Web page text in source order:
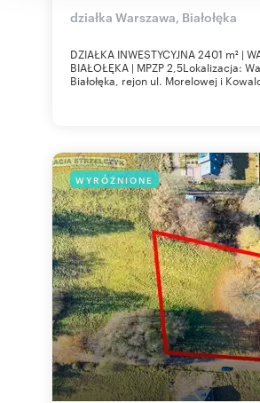
działka Warszawa, Białołęka
DZIAŁKA INWESTYCYJNA 2401 m² |
BIAŁOŁĘKA | MPZP 2,5Lokalizacja:
Białołęka, rejon ul. Morelowej i
WYRÓŻNIONE